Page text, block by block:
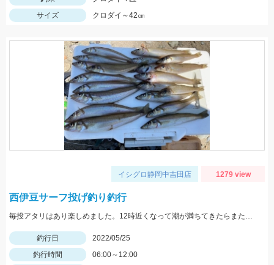
サイズ
クロダイ～42㎝
イシグロ静岡中吉田店 1279 view
西伊豆サーフ投げ釣り釣行
毎投アタリはあり楽しめました。12時近くなって潮が満ちてきたらまた食い良くなりましたが、エサ切れで終了しました。エサは赤イソメでした。
釣行日
2022/05/25
釣行時間
06:00～12:00